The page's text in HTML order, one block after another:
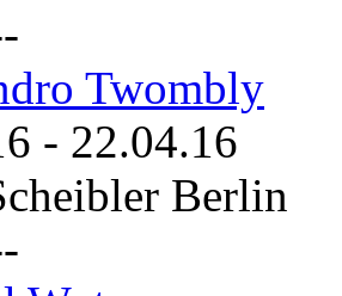
Twombly
- 22.04.16
Berlin